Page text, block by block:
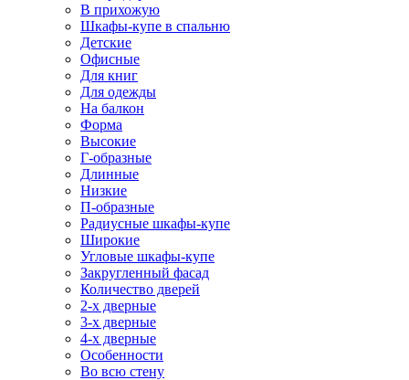
В прихожую
Шкафы-купе в спальню
Детские
Офисные
Для книг
Для одежды
На балкон
Форма
Высокие
Г-образные
Длинные
Низкие
П-образные
Радиусные шкафы-купе
Широкие
Угловые шкафы-купе
Закругленный фасад
Количество дверей
2-х дверные
3-х дверные
4-х дверные
Особенности
Во всю стену